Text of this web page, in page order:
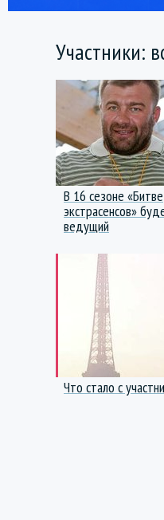
Участники:
В 16 сезоне «Битве
экстрасенсов»
ведущий
Что стало с